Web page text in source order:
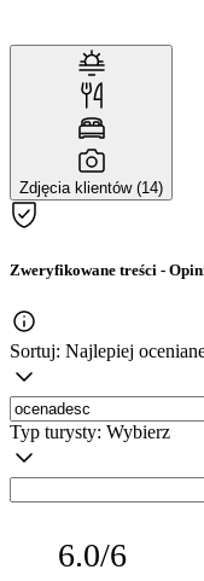
Zdjęcia klientów (14)
Zweryfikowane treści -
Sortuj: Najlepiej
Typ turysty: Wybierz
6.0/6